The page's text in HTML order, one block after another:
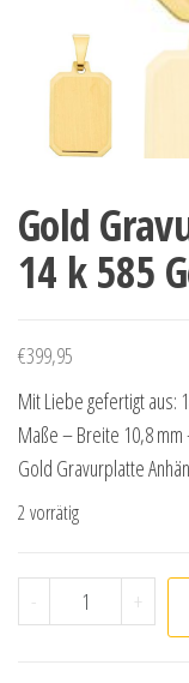
Gold
14 k 585
€399,95
Mit Liebe gefertigt aus:
Maße – Breite 10,8 mm
Gold Gravurplatte
2 vorrätig
- Gold +